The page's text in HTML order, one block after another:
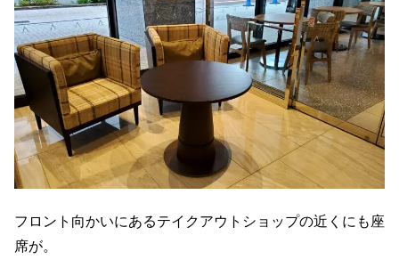
フロント向かいにあるテイクアウトショップの近くにも座
席が。